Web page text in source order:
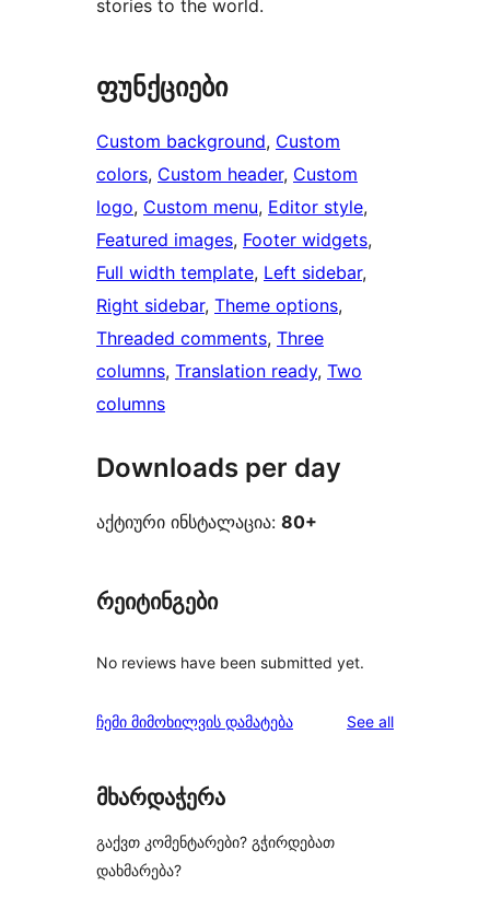
stories to the world.
ფუნქციები
Custom background, Custom
colors, Custom header, Custom
logo, Custom menu, Editor style
Featured images, Footer widgets
Full width template, Left sidebar
Right sidebar, Theme options
Threaded comments, Three
columns, Translation ready, Two
columns
Downloads per day
აქტიური ინსტალაცია: 80+
რეიტინგები
No reviews have been submitted yet.
ჩემი მიმოხილვის დამატება See allreviews
მხარდაჭერა
გაქვთ კომენტარები? გჭირდებათ
დახმარება?